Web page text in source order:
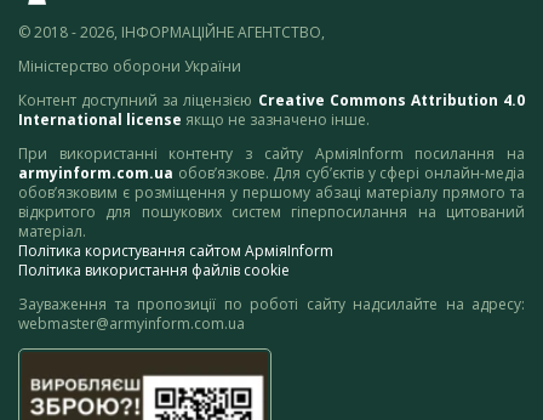
© 2018 - 2026, ІНФОРМАЦІЙНЕ АГЕНТСТВО,
Міністерство оборони України
Контент доступний за ліцензією Creative Commons Attribution 4.0
International license якщо не зазначено інше.
При використанні контенту з сайту АрміяInform посилання на
armyinform.com.ua обов’язкове. Для суб’єктів у сфері онлайн-медіа
обов’язковим є розміщення у першому абзаці матеріалу прямого та
відкритого для пошукових систем гіперпосилання на цитований
матеріал.
Політика користування сайтом АрміяInform
Політика використання файлів cookie
Зауваження та пропозиції по роботі сайту надсилайте на адресу:
webmaster@armyinform.com.ua